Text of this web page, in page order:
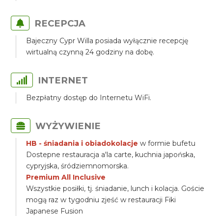
RECEPCJA
Bajeczny Cypr Willa posiada wyłącznie recepcję
wirtualną czynną 24 godziny na dobę.
INTERNET
Bezpłatny dostęp do Internetu WiFi.
WYŻYWIENIE
HB - śniadania i obiadokolacjew formie bufetu
Dostepne restauracja a'la carte, kuchnia japońska,
cypryjska, śródziemnomorska.
Premium All Inclusive
Wszystkie posiłki, tj. śniadanie, lunch i kolacja. Goście
mogą raz w tygodniu zjeść w restauracji Fiki
Japanese Fusion